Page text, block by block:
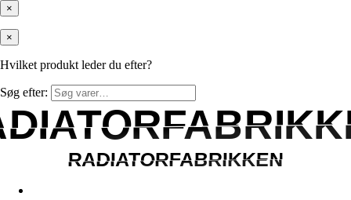
×
×
Hvilket produkt leder du efter?
Søg efter:
RADIATORFABRIKKEN
RADIATORFABRIKKEN